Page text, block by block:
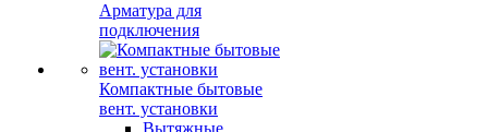
Арматура для
подключения
Компактные бытовые
вент. установки
Вытяжные